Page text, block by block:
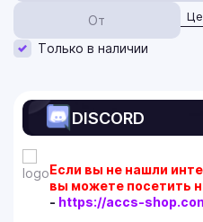
Поддержка
Телеграм канал
Вход в e-mail по imap
Информация по работе
Информация по работе
Информация по работе
FAQ | Вопрос-Ответ
Только в наличии
DISCORD
Если вы не нашли
вы можете посетить
- https://accs-